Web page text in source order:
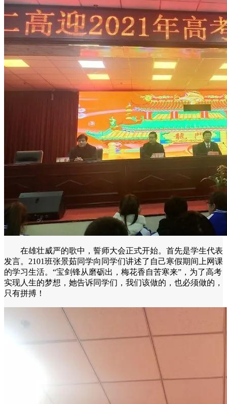
在雄壮威严的歌中，誓师大会正式开始。首先是学生代表
发言。2101班张景茹同学向同学们讲述了自己寒假期间上网课
的学习生活。“宝剑锋从磨砺出，梅花香自苦寒来”，为了高考
实现人生的梦想，她告诉同学们，我们该做的，也必须做的，
只有拼搏！